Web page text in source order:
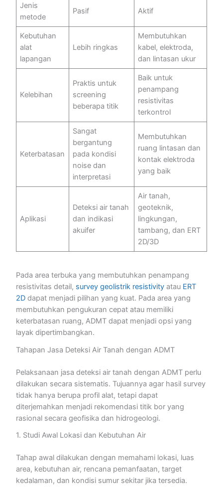
Jenis
metode
Pasif Aktif
Kebutuhan
alat
lapangan
Lebih ringkas
Membutuhkan
kabel, elektroda,
dan lintasan ukur
Kelebihan
Praktis untuk
screening
beberapa titik
Baik untuk
penampang
resistivitas
terkontrol
Keterbatasan
Sangat
bergantung
pada kondisi
noise dan
interpretasi
Membutuhkan
ruang lintasan dan
kontak elektroda
yang baik
Aplikasi
Deteksi air tanah
dan indikasi
akuifer
Air tanah,
geoteknik,
lingkungan,
tambang, dan ERT
2D/3D
Pada area terbuka yang membutuhkan penampang
resistivitas detail, survey geolistrik resistivityatau ERT
2Ddapat menjadi pilihan yang kuat. Pada area yang
membutuhkan pengukuran cepat atau memiliki
keterbatasan ruang, ADMT dapat menjadi opsi yang
layak dipertimbangkan.
Tahapan Jasa Deteksi Air Tanah dengan ADMT
Pelaksanaan jasa deteksi air tanah dengan ADMT perlu
dilakukan secara sistematis. Tujuannya agar hasil survey
tidak hanya berupa profil alat, tetapi dapat
diterjemahkan menjadi rekomendasi titik bor yang
rasional secara geofisika dan hidrogeologi.
1. Studi Awal Lokasi dan Kebutuhan Air
Tahap awal dilakukan dengan memahami lokasi, luas
area, kebutuhan air, rencana pemanfaatan, target
kedalaman, dan kondisi sumur sekitar jika tersedia.